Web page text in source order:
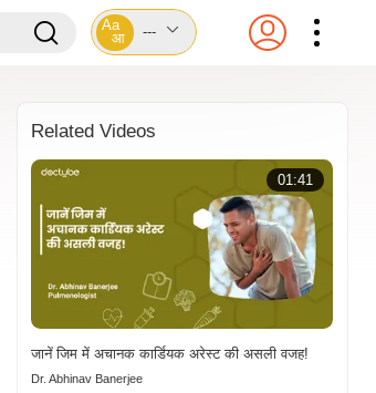
Aa
आ
---
Related Videos
01:41
जानें जिम में अचानक कार्डियक अरेस्ट की असली वजह!
Dr. Abhinav Banerjee